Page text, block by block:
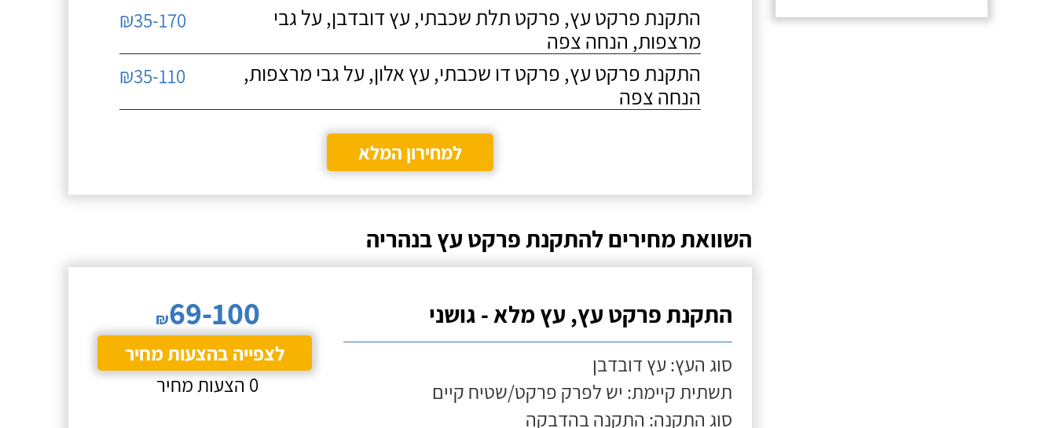
התקנת פרקט עץ, פרקט תלת שכבתי, עץ דובדבן, על גבי
מרצפות, הנחה צפה
₪35-170
התקנת פרקט עץ, פרקט דו שכבתי, עץ אלון, על גבי מרצפות,
הנחה צפה
₪35-110
למחירון המלא
השוואת מחירים להתקנת פרקט עץ בנהריה
התקנת פרקט עץ, עץ מלא - גושני
סוג העץ: עץ דובדבן
תשתית קיימת: יש לפרק פרקט/שטיח קיים
סוג התקנה: התקנה בהדבקה
₪69-100
לצפייה בהצעות מחיר
0 הצעות מחיר